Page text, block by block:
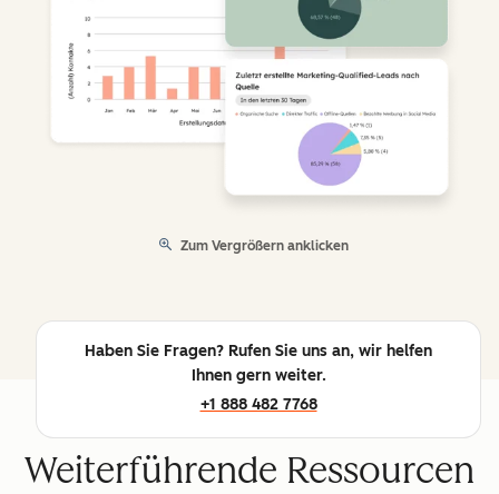
Zum Vergrößern anklicken
Haben Sie Fragen? Rufen Sie uns an, wir helfen
Ihnen gern weiter.
+1 888 482 7768
Weiterführende Ressourcen